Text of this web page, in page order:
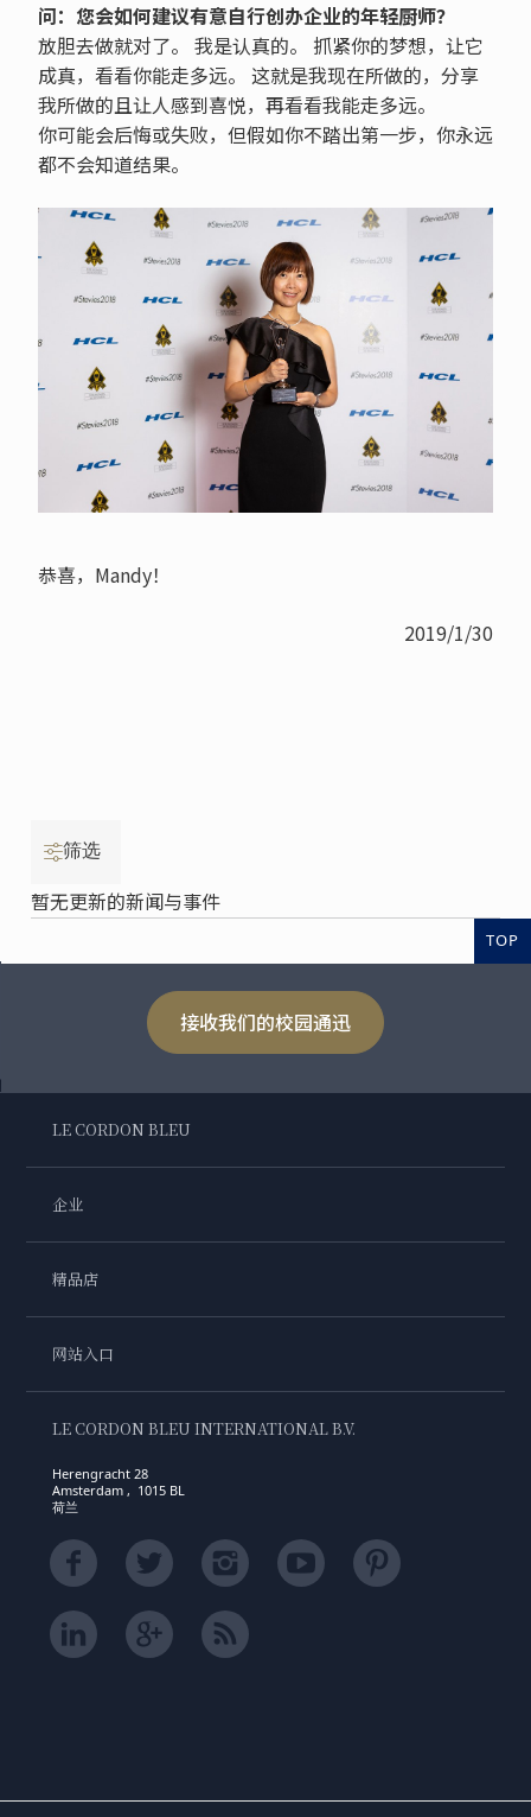
问：您会如何建议有意自行创办企业的年轻厨师？
放胆去做就对了。 我是认真的。 抓紧你的梦想，让它
成真，看看你能走多远。 这就是我现在所做的，分享
我所做的且让人感到喜悦，再看看我能走多远。
你可能会后悔或失败，但假如你不踏出第一步，你永远
都不会知道结果。
恭喜，Mandy！
2019/1/30
筛选
暂无更新的新闻与事件
TOP
接收我们的校园通迅
LE CORDON BLEU
企业
精品店
网站入口
LE CORDON BLEU INTERNATIONAL B.V.
Herengracht 28
Amsterdam , 1015 BL
荷兰